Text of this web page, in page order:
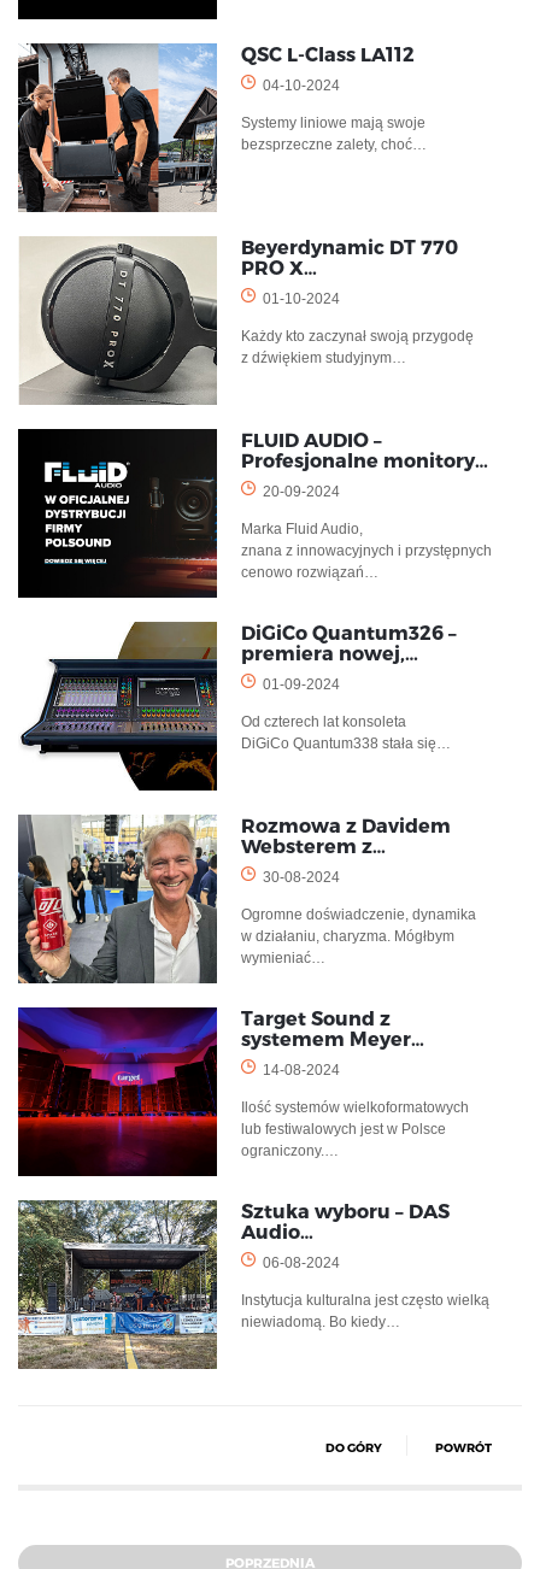
QSC L-Class LA112
04-10-2024
Systemy liniowe mają swoje
bezsprzeczne zalety, choć…
Beyerdynamic DT 770
PRO X…
01-10-2024
Każdy kto zaczynał swoją przygodę
z dźwiękiem studyjnym…
FLUID AUDIO –
Profesjonalne monitory…
20-09-2024
Marka Fluid Audio,
znana z innowacyjnych i przystępnych
cenowo rozwiązań…
DiGiCo Quantum326 –
premiera nowej,…
01-09-2024
Od czterech lat konsoleta
DiGiCo Quantum338 stała się…
Rozmowa z Davidem
Websterem z…
30-08-2024
Ogromne doświadczenie, dynamika
w działaniu, charyzma. Mógłbym
wymieniać…
Target Sound z
systemem Meyer…
14-08-2024
Ilość systemów wielkoformatowych
lub festiwalowych jest w Polsce
ograniczony.…
Sztuka wyboru – DAS
Audio…
06-08-2024
Instytucja kulturalna jest często wielką
niewiadomą. Bo kiedy…
DO GÓRY POWRÓT
POPRZEDNIA